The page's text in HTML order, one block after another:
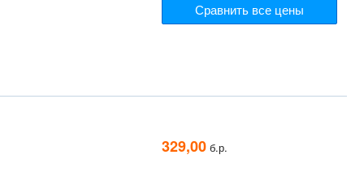
Сравнить все цены
329,00 б.р.